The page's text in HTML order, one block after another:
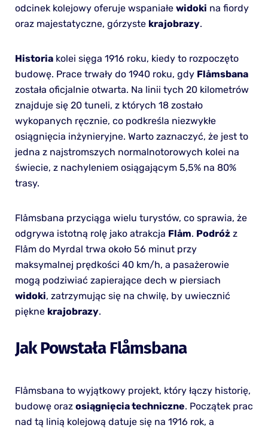
odcinek kolejowy oferuje wspaniałe widoki na fiordy
oraz majestatyczne, górzyste krajobrazy.
Historiakolei sięga 1916 roku, kiedy to rozpoczęto
budowę. Prace trwały do 1940 roku, gdy Flåmsbana
została oficjalnie otwarta. Na linii tych 20 kilometrów
znajduje się 20 tuneli, z których 18 zostało
wykopanych ręcznie, co podkreśla niezwykłe
osiągnięcia inżynieryjne. Warto zaznaczyć, że jest to
jedna z najstromszych normalnotorowych kolei na
świecie, z nachyleniem osiągającym 5,5% na 80%
trasy.
Flåmsbana przyciąga wielu turystów, co sprawia, że
odgrywa istotną rolę jako atrakcja Flåm. Podróżz
Flåm do Myrdal trwa około 56 minut przy
maksymalnej prędkości 40 km/h, a pasażerowie
mogą podziwiać zapierające dech w piersiach
widoki, zatrzymując się na chwilę, by uwiecznić
piękne krajobrazy.
Jak Powstała Flåmsbana
Flåmsbana to wyjątkowy projekt, który łączy historię,
budowę oraz osiągnięcia techniczne. Początek prac
nad tą linią kolejową datuje się na 1916 rok, a